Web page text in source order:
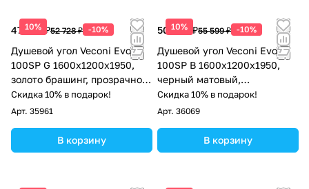
10%
47 455 ₽52 728 ₽ -10%
Душевой угол Veconi Evo
100SP G 1600х1200x1950,
золото брашинг, прозрачное
стекло
Скидка 10% в подарок!
Арт. 35961
В корзину
10%
50 039 ₽55 599 ₽ -10%
Душевой угол Veconi Evo
100SP B 1600х1200x1950,
черный матовый,
тонированное стекло
Скидка 10% в подарок!
Арт. 36069
В корзину